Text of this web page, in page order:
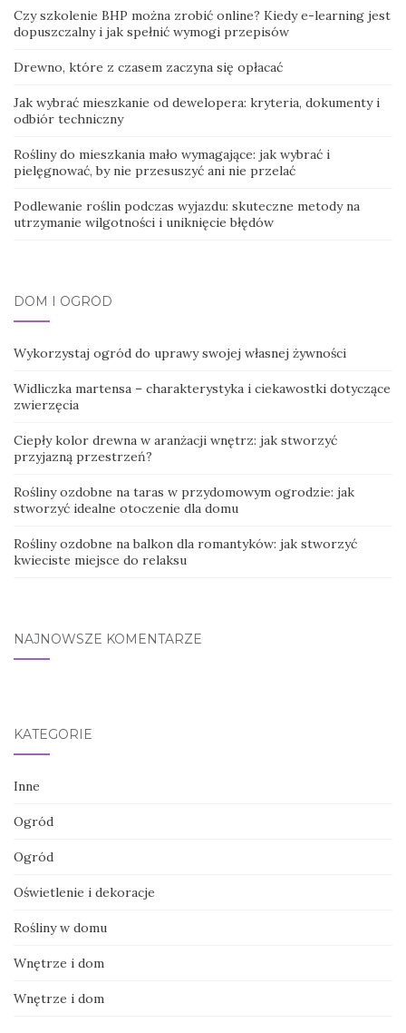
Czy szkolenie BHP można zrobić online? Kiedy e-learning jest
dopuszczalny i jak spełnić wymogi przepisów
Drewno, które z czasem zaczyna się opłacać
Jak wybrać mieszkanie od dewelopera: kryteria, dokumenty i
odbiór techniczny
Rośliny do mieszkania mało wymagające: jak wybrać i
pielęgnować, by nie przesuszyć ani nie przelać
Podlewanie roślin podczas wyjazdu: skuteczne metody na
utrzymanie wilgotności i uniknięcie błędów
DOM I OGRÓD
Wykorzystaj ogród do uprawy swojej własnej żywności
Widliczka martensa – charakterystyka i ciekawostki dotyczące
zwierzęcia
Ciepły kolor drewna w aranżacji wnętrz: jak stworzyć
przyjazną przestrzeń?
Rośliny ozdobne na taras w przydomowym ogrodzie: jak
stworzyć idealne otoczenie dla domu
Rośliny ozdobne na balkon dla romantyków: jak stworzyć
kwieciste miejsce do relaksu
NAJNOWSZE KOMENTARZE
KATEGORIE
Inne
Ogród
Ogród
Oświetlenie i dekoracje
Rośliny w domu
Wnętrze i dom
Wnętrze i dom